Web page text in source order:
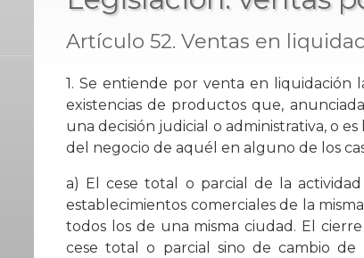
Artículo 52. Ventas en
1. Se entiende por venta en liquidación
existencias de productos que,
una decisión judicial o administrativa, o
del negocio de aquél en alguno de los
a) El cese total o parcial de la
establecimientos comerciales de la
todos los de una misma ciudad. El
cese total o parcial sino de cambio